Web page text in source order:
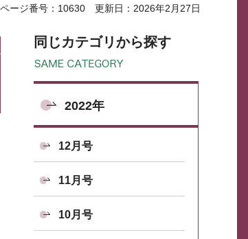
ページ番号：10630 更新日：2026年2月27日
同じカテゴリから探す
2022年
12月号
11月号
10月号